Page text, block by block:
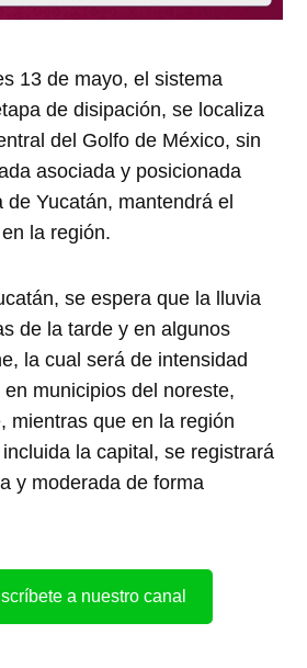
13 de mayo, el sistema
de disipación, se localiza
del Golfo de México, sin
asociada y posicionada
Yucatán, mantendrá el
la región.
se espera que la lluvia
de la tarde y en algunos
la cual será de intensidad
municipios del noreste,
mientras que en la región
la capital, se registrará
y moderada de forma
a nuestro canal